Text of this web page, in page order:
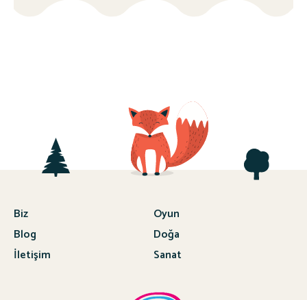
Biz
Blog
İletişim
Oyun
Doğa
Sanat